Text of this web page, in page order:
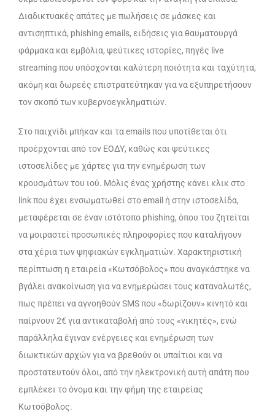
Διαδικτυακές απάτες με πωλήσεις σε μάσκες και
αντισηπτικά, phishing emails, ειδήσεις για θαυματουργά
φάρμακα και εμβόλια, ψεύτικες ιστορίες, πηγές live
streaming που υπόσχονται καλύτερη ποιότητα και ταχύτητα,
ακόμη και δωρεές επιστρατεύτηκαν για να εξυπηρετήσουν
τον σκοπό των κυβερνοεγκληματιών.
Στο παιχνίδι μπήκαν και τα emails που υποτίθεται ότι
προέρχονται από τον ΕΟΔΥ, καθώς και ψεύτικες
ιστοσελίδες με χάρτες για την ενημέρωση των
κρουσμάτων του ιού. Μόλις ένας χρήστης κάνει κλικ στο
link που έχει ενσωματωθεί στο email ή στην ιστοσελίδα,
μεταφέρεται σε έναν ιστότοπο phishing, όπου του ζητείται
να μοιραστεί προσωπικές πληροφορίες που καταλήγουν
στα χέρια των ψηφιακών εγκληματιών. Χαρακτηριστική
περίπτωση η εταιρεία «Κωτσόβολος» που αναγκάστηκε να
βγάλει ανακοίνωση για να ενημερώσει τους καταναλωτές,
πως πρέπει να αγνοηθούν SMS που «δωρίζουν» κινητό και
παίρνουν 2€ για αντικαταβολή από τους «νικητές», ενώ
παράλληλα έγιναν ενέργειες και ενημέρωση των
διωκτικών αρχών για να βρεθούν οι υπαίτιοι και να
προστατευτούν όλοι, από την ηλεκτρονική αυτή απάτη που
εμπλέκει το όνομα και την φήμη της εταιρείας
Κωτσόβολος.